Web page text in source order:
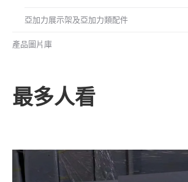
亞加力展示架及亞加力類配件
產品圖片庫
最多人看